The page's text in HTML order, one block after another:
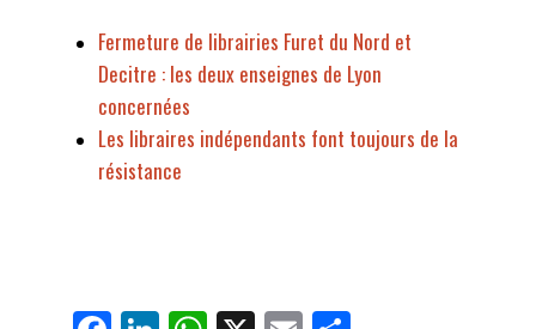
Fermeture de librairies Furet du Nord et
Decitre : les deux enseignes de Lyon
concernées
Les libraires indépendants font toujours de la
résistance